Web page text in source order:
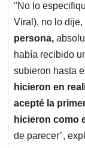
"No lo
Viral), no lo dije,
persona,
había recibido
subieron hasta
hicieron en
acepté la
hicieron como
de parecer",